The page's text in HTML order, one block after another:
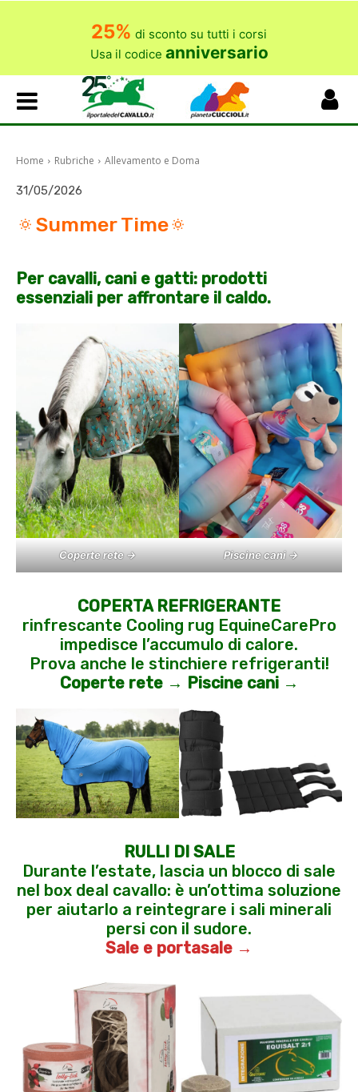
25% di sconto su tutti i corsi
Usa il codice anniversario
Home Rubriche Allevamento e Doma
31/05/2026
🔅Summer Time🔅
Per cavalli, cani e gatti: prodotti
essenziali per affrontare il caldo.
Coperte rete → Piscine cani →
COPERTA REFRIGERANTE
rinfrescante Cooling rug EquineCarePro
impedisce l’accumulo di calore.
Prova anche le stinchiere refrigeranti!
Coperte rete → Piscine cani →
RULLI DI SALE
Durante l’estate, lascia un blocco di sale
nel box deal cavallo: è un’ottima soluzione
per aiutarlo a reintegrare i sali minerali
persi con il sudore.
Sale e portasale →